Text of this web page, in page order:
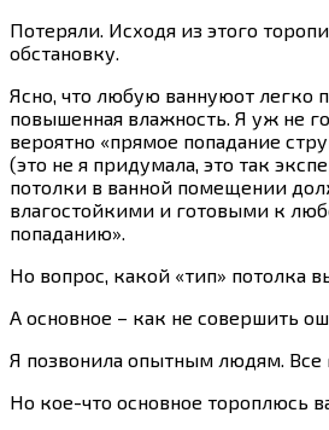
Потеряли. Исходя из этого
обстановку.
Ясно, что любую ваннуюот легко
повышенная влажность. Я уж не
вероятно «прямое попадание
(это не я придумала, это так
потолки в ванной помещении
влагостойкими и готовыми к
попаданию».
Но вопрос, какой «тип» потолка
А основное – как не совершить
Я позвонила опытным людям. Все
Но кое-что основное тороплюсь